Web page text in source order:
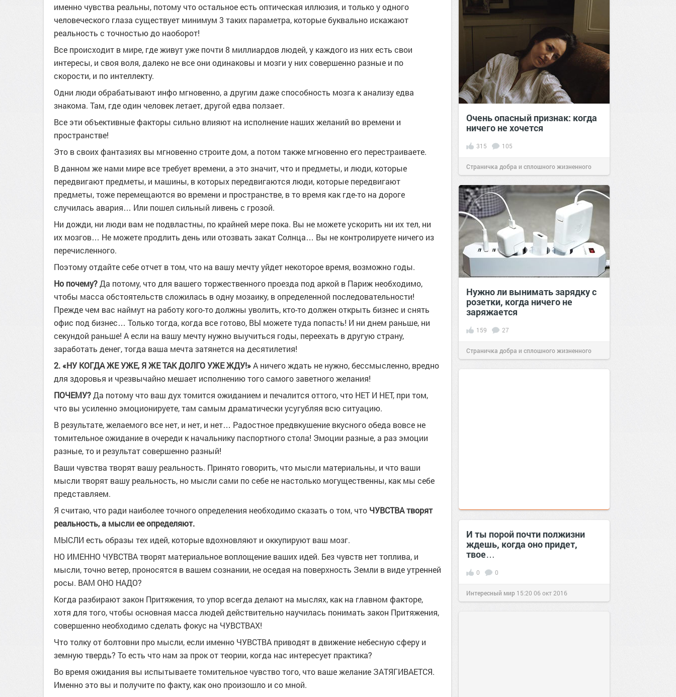
именно чувства реальны, потому что остальное есть оптическая иллюзия, и только у одного
человеческого глаза существует минимум 3 таких параметра, которые буквально искажают
реальность с точностью до наоборот!
Все происходит в мире, где живут уже почти 8 миллиардов людей, у каждого из них есть свои
интересы, и своя воля, далеко не все они одинаковы и мозги у них совершенно разные и по
скорости, и по интеллекту.
Одни люди обрабатывают инфо мгновенно, а другим даже способность мозга к анализу едва
знакома. Там, где один человек летает, другой едва ползает.
Все эти объективные факторы сильно влияют на исполнение наших желаний во времени и
пространстве!
Это в своих фантазиях вы мгновенно строите дом, а потом также мгновенно его перестраиваете.
В данном же нами мире все требует времени, а это значит, что и предметы, и люди, которые
передвигают предметы, и машины, в которых передвигаются люди, которые передвигают
предметы, тоже перемещаются во времени и пространстве, в то время как где-то на дороге
случилась авария… Или пошел сильный ливень с грозой.
Ни дожди, ни люди вам не подвластны, по крайней мере пока. Вы не можете ускорить ни их тел, ни
их мозгов… Не можете продлить день или отозвать закат Солнца… Вы не контролируете ничего из
перечисленного.
Поэтому отдайте себе отчет в том, что на вашу мечту уйдет некоторое время, возможно годы.
Но почему?Да потому, что для вашего торжественного проезда под аркой в Париж необходимо,
чтобы масса обстоятельств сложилась в одну мозаику, в определенной последовательности!
Прежде чем вас наймут на работу кого-то должны уволить, кто-то должен открыть бизнес и снять
офис под бизнес… Только тогда, когда все готово, ВЫ можете туда попасть! И ни днем раньше, ни
секундой раньше! А если на вашу мечту нужно выучиться годы, переехать в другую страну,
заработать денег, тогда ваша мечта затянется на десятилетия!
2. «НУ КОГДА ЖЕ УЖЕ, Я ЖЕ ТАК ДОЛГО УЖЕ ЖДУ!»А ничего ждать не нужно, бессмысленно, вредно
для здоровья и чрезвычайно мешает исполнению того самого заветного желания!
ПОЧЕМУ?Да потому что ваш дух томится ожиданием и печалится оттого, что НЕТ И НЕТ, при том,
что вы усиленно эмоционируете, там самым драматически усугубляя всю ситуацию.
В результате, желаемого все нет, и нет, и нет… Радостное предвкушение вкусного обеда вовсе не
томительное ожидание в очереди к начальнику паспортного стола! Эмоции разные, а раз эмоции
разные, то и результат совершенно разный!
Ваши чувства творят вашу реальность. Принято говорить, что мысли материальны, и что ваши
мысли творят вашу реальность, но мысли сами по себе не настолько могущественны, как мы себе
представляем.
Я считаю, что ради наиболее точного определения необходимо сказать о том, что ЧУВСТВА творят
реальность, а мысли ее определяют.
МЫСЛИ есть образы тех идей, которые вдохновляют и оккупируют ваш мозг.
НО ИМЕННО ЧУВСТВА творят материальное воплощение ваших идей. Без чувств нет топлива, и
мысли, точно ветер, проносятся в вашем сознании, не оседая на поверхность Земли в виде утренней
росы. ВАМ ОНО НАДО?
Когда разбирают закон Притяжения, то упор всегда делают на мыслях, как на главном факторе,
хотя для того, чтобы основная масса людей действительно научилась понимать закон Притяжения,
совершенно необходимо сделать фокус на ЧУВСТВАХ!
Что толку от болтовни про мысли, если именно ЧУВСТВА приводят в движение небесную сферу и
земную твердь? То есть что нам за прок от теории, когда нас интересует практика?
Во время ожидания вы испытываете томительное чувство того, что ваше желание ЗАТЯГИВАЕТСЯ.
Именно это вы и получите по факту, как оно произошло и со мной.
Очень опасный признак: когда
ничего не хочется
315 105
Страничка добра и сплошного жизненного
позитива!15:2018 дек 2021
Нужно ли вынимать зарядку с
розетки, когда ничего не
заряжается
159 27
Страничка добра и сплошного жизненного
позитива!12:00 29 май 2021
И ты порой почти полжизни
ждешь, когда оно придет,
твое…
0 0
Интересный мир 15:20 06 окт 2016